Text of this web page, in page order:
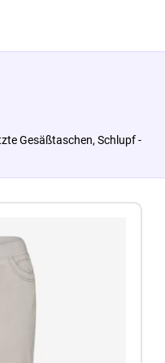
Gesäßtaschen, Schlupf -